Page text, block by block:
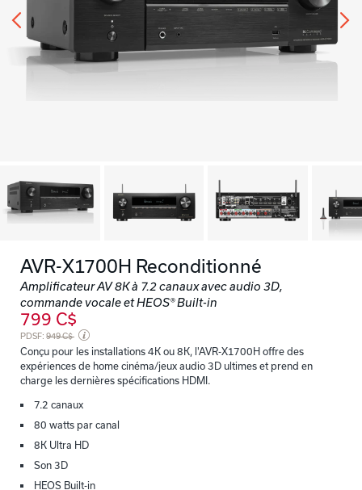
Précédent
AVR-X1700H Reconditionné
Amplificateur AV 8K à 7.2 canaux avec audio 3D,
commande vocale et HEOS® Built-in
799 C$
PDSF: Prix soldé de
949 C$
Conçu pour les installations 4K ou 8K, l'AVR-X1700H offre des
expériences de home cinéma/jeux audio 3D ultimes et prend en
charge les dernières spécifications HDMI.
7.2 canaux
80 watts par canal
8K Ultra HD
Son 3D
HEOS Built-in